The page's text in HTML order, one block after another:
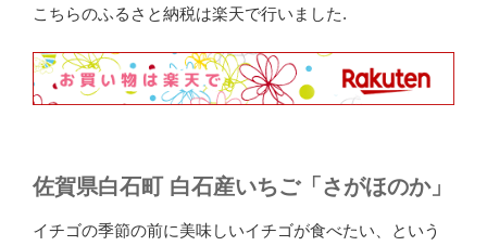
こちらのふるさと納税は楽天で行いました.
佐賀県白石町 白石産いちご「さがほのか」
イチゴの季節の前に美味しいイチゴが食べたい、という